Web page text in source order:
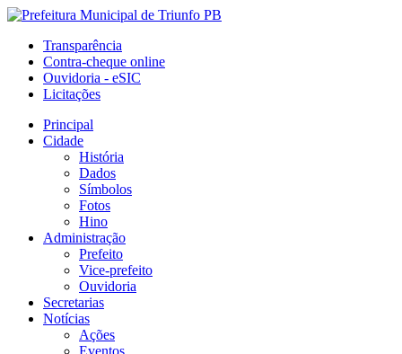
Transparência
Contra-cheque online
Ouvidoria - eSIC
Licitações
Principal
Cidade
História
Dados
Símbolos
Fotos
Hino
Administração
Prefeito
Vice-prefeito
Ouvidoria
Secretarias
Notícias
Ações
Eventos